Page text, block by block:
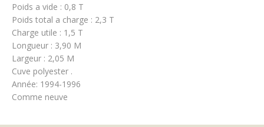
Poids a vide : 0,8 T
Poids total a charge : 2,3 T
Charge utile : 1,5 T
Longueur : 3,90 M
Largeur : 2,05 M
Cuve polyester .
Année: 1994-1996
Comme neuve